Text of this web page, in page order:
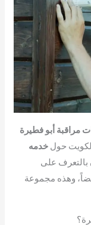
مراقبة أبو فطيرة
حولخدمه
بالتعرف على
وهذه مجموعة